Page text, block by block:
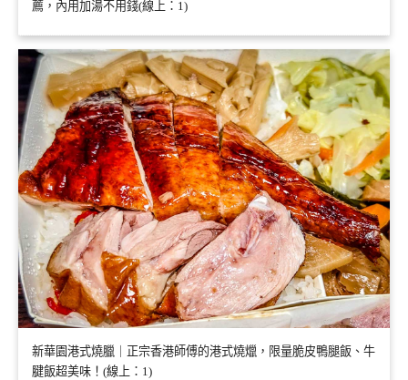
薦，內用加湯不用錢(線上：1)
新華園港式燒臘｜正宗香港師傅的港式燒爉，限量脆皮鴨腿飯、牛
腱飯超美味！(線上：1)